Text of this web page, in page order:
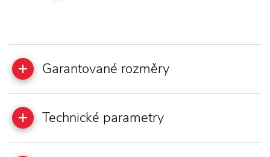
Garantované rozměry
Technické parametry